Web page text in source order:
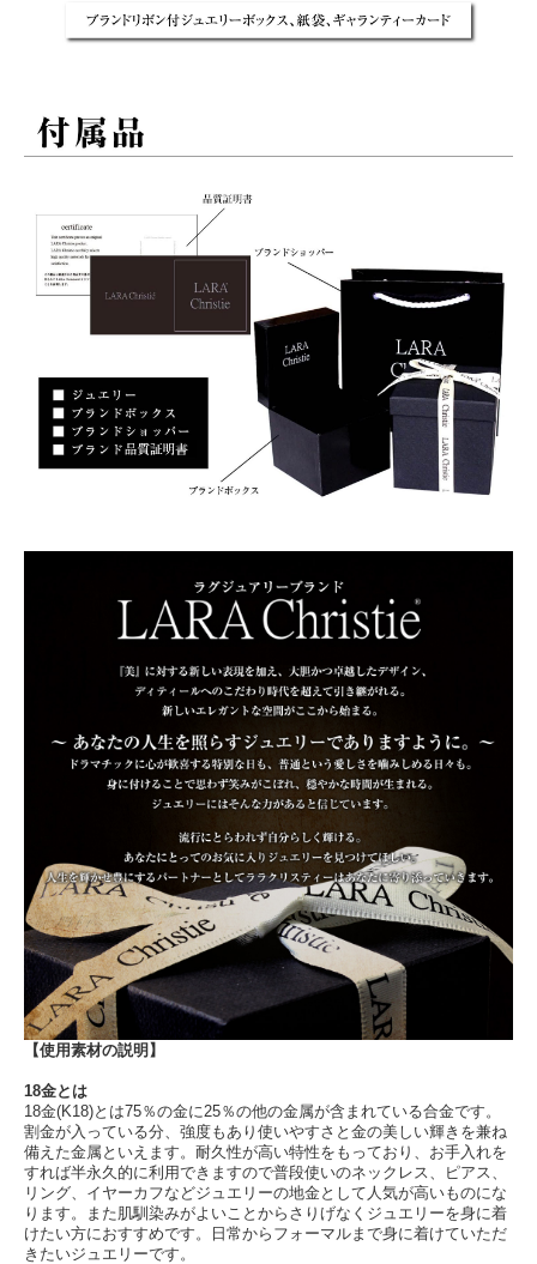
【使用素材の説明】
18金とは
18金(K18)とは75％の金に25％の他の金属が含まれている合金です。
割金が入っている分、強度もあり使いやすさと金の美しい輝きを兼ね
備えた金属といえます。耐久性が高い特性をもっており、お手入れを
すれば半永久的に利用できますので普段使いのネックレス、ピアス、
リング、イヤーカフなどジュエリーの地金として人気が高いものにな
ります。また肌馴染みがよいことからさりげなくジュエリーを身に着
けたい方におすすめです。日常からフォーマルまで身に着けていただ
きたいジュエリーです。